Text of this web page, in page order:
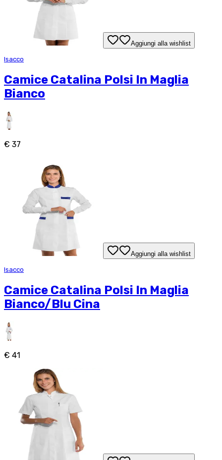
Aggiungi alla wishlist
Isacco
Camice Catalina Polsi In Maglia
Bianco
€ 37
Aggiungi alla wishlist
Isacco
Camice Catalina Polsi In Maglia
Bianco/Blu Cina
€ 41